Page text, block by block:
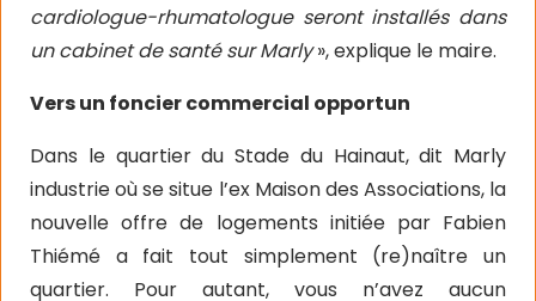
cardiologue-rhumatologue seront installés dans
un cabinet de santé sur Marly», explique le maire.
Vers un foncier commercial opportun
Dans le quartier du Stade du Hainaut, dit Marly
industrie où se situe l’ex Maison des Associations, la
nouvelle offre de logements initiée par Fabien
Thiémé a fait tout simplement (re)naître un
quartier. Pour autant, vous n’avez aucun